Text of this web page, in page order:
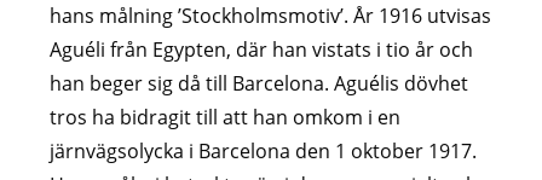
hans målning ’Stockholmsmotiv’. År 1916 utvisas
Aguéli från Egypten, där han vistats i tio år och
han beger sig då till Barcelona. Aguélis dövhet
tros ha bidragit till att han omkom i en
järnvägsolycka i Barcelona den 1 oktober 1917.